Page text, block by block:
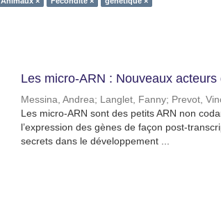
Les micro-ARN : Nouveaux
Messina, Andrea; Langlet, Fanny; Prevot,
Les micro-ARN sont des petits ARN non
l’expression des gènes de façon post-
secrets dans le développement ...